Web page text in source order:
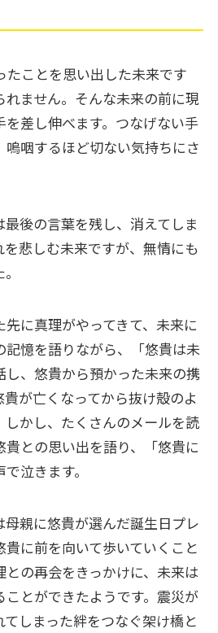
たことを思い出した未来です
ません。そんな未来の前に現
差し伸べます。つなげない手
咽するほど切ない気持ちにさ
後の言葉を残し、消えてしま
悲しむ未来ですが、無情にも
に真理がやってきて、未来に
憶を語りながら、「悠貴は未
し、悠貴から預かった未来の携
が亡くなってから抜け殻のよ
しかし、たくさんのメールを読
との思い出を語り、「悠貴に
泣きます。
親に悠貴が選んだ誕生日プレ
に前を向いて歩いていくこと
の再会をきっかけに、未来は
とができたようです。震災が
しまった絆をつなぐ架け橋と